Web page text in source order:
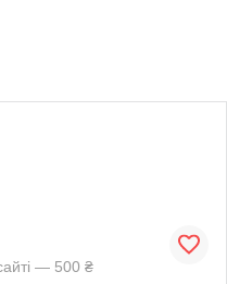
— 500 ₴